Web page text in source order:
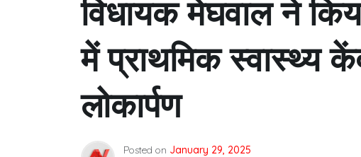
विधायक मेघवाल ने
में प्राथमिक स्वास्थ्य
लोकार्पण
Posted on January 29, 2025